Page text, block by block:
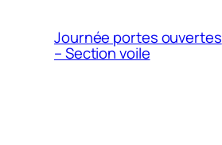
Journée portes ouvertes
– Section voile